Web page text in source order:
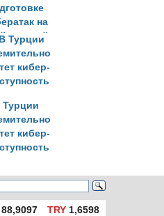
на
сайты
Турции
кибер-
88,9097 TRY1,6598